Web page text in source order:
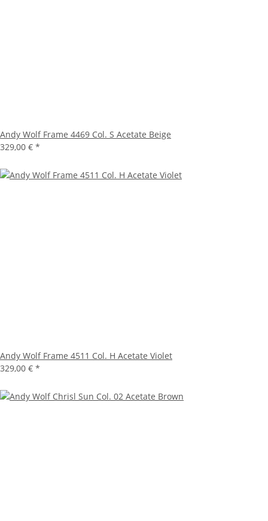
Andy Wolf Frame 4469 Col. S Acetate Beige
329,00 € *
Andy Wolf Frame 4511 Col. H Acetate Violet
329,00 € *